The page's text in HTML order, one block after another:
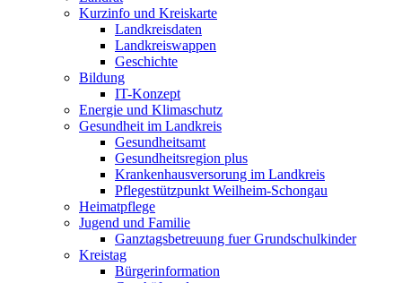
Kurzinfo und Kreiskarte
Landkreisdaten
Landkreiswappen
Geschichte
Bildung
IT-Konzept
Energie und Klimaschutz
Gesundheit im Landkreis
Gesundheitsamt
Gesundheitsregion plus
Krankenhausversorung im Landkreis
Pflegestützpunkt Weilheim-Schongau
Heimatpflege
Jugend und Familie
Ganztagsbetreuung fuer Grundschulkinder
Kreistag
Bürgerinformation